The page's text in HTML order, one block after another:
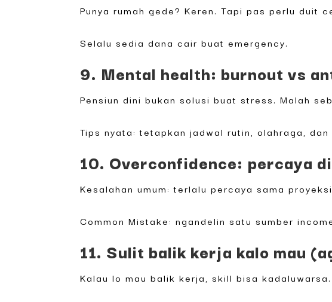
Punya rumah gede? Keren. Tapi pas perlu duit
Selalu sedia dana cair buat emergency.
9. Mental health: burnout vs
Pensiun dini bukan solusi buat stress. Malah
Tips nyata: tetapkan jadwal rutin, olahraga,
10. Overconfidence: percaya
Kesalahan umum: terlalu percaya sama
Common Mistake: ngandelin satu sumber
11. Sulit balik kerja kalo mau
Kalau lo mau balik kerja, skill bisa